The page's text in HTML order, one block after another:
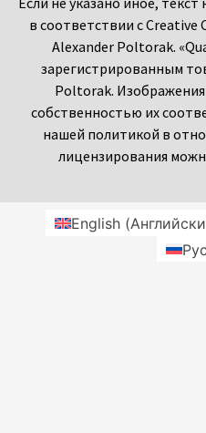
в соответствии с Creative
Alexander Poltorak.
зарегистрированным
Poltorak.
собственностью их
нашей политикой в
лицензирования
English(